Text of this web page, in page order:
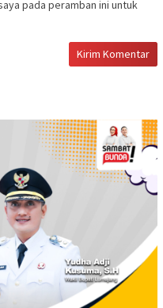
pada peramban ini untuk